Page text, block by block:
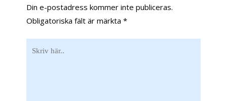
Din e-postadress kommer inte publiceras.
Obligatoriska fält är märkta*